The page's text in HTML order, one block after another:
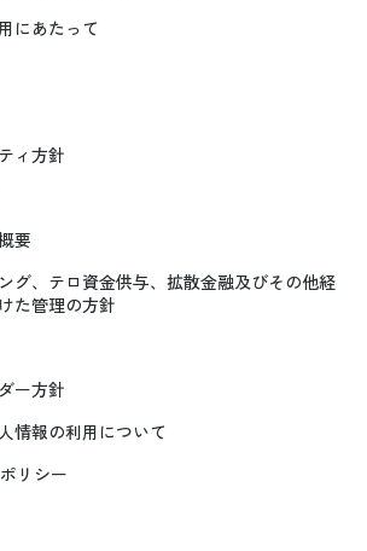
にあたって
ィ方針
要
グ、テロ資金供与、拡散金融及びその他経
た管理の方針
ー方針
情報の利用について
リシー